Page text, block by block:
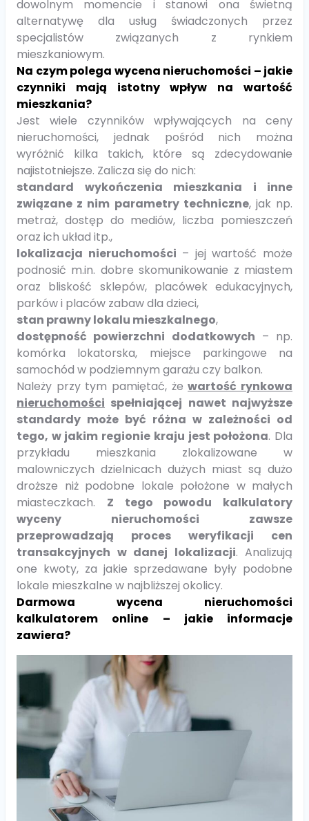
dowolnym momencie i stanowi ona świetną
alternatywę dla usług świadczonych przez
specjalistów związanych z rynkiem
mieszkaniowym.
Na czym polega wycena nieruchomości – jakie
czynniki mają istotny wpływ na wartość
mieszkania?
Jest wiele czynników wpływających na ceny
nieruchomości, jednak pośród nich można
wyróżnić kilka takich, które są zdecydowanie
najistotniejsze. Zalicza się do nich:
standard wykończenia mieszkania i inne
związane z nim parametry techniczne, jak np.
metraż, dostęp do mediów, liczba pomieszczeń
oraz ich układ itp.,
lokalizacja nieruchomości – jej wartość może
podnosić m.in. dobre skomunikowanie z miastem
oraz bliskość sklepów, placówek edukacyjnych,
parków i placów zabaw dla dzieci,
stan prawny lokalu mieszkalnego,
dostępność powierzchni dodatkowych – np.
komórka lokatorska, miejsce parkingowe na
samochód w podziemnym garażu czy balkon.
Należy przy tym pamiętać, żewartość rynkowa
nieruchomości spełniającej nawet najwyższe
standardy może być różna w zależności od
tego, w jakim regionie kraju jest położona. Dla
przykładu mieszkania zlokalizowane w
malowniczych dzielnicach dużych miast są dużo
droższe niż podobne lokale położone w małych
miasteczkach. Z tego powodu kalkulatory
wyceny nieruchomości zawsze
przeprowadzają proces weryfikacji cen
transakcyjnych w danej lokalizacji. Analizują
one kwoty, za jakie sprzedawane były podobne
lokale mieszkalne w najbliższej okolicy.
Darmowa wycena nieruchomości
kalkulatorem online – jakie informacje
zawiera?